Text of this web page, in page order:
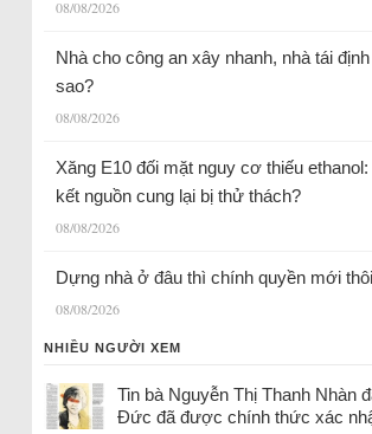
08/08/2026
Nhà cho công an xây nhanh, nhà tái
sao?
08/08/2026
Xăng E10 đối mặt nguy cơ thiếu
kết nguồn cung lại bị thử thách?
08/08/2026
Dựng nhà ở đâu thì chính quyền mới thôi
08/08/2026
NHIỀU NGƯỜI XEM
Tin bà Nguyễn Thị Thanh Nhàn
Đức đã được chính thức xác